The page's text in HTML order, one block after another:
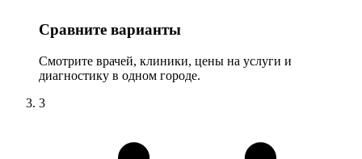
Сравните варианты
Смотрите врачей, клиники, цены на услуги и
диагностику в одном городе.
3